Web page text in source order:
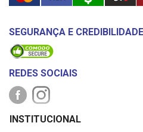
SEGURANÇA E CREDIBILIDADE
REDES SOCIAIS
PAGAMENTO
INSTITUCIONAL